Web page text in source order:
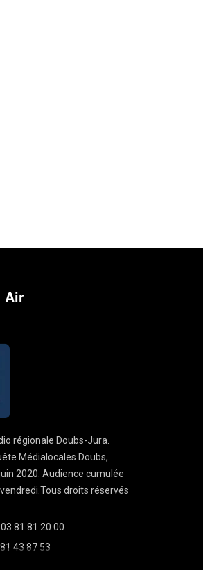
Air
régionale Doubs-Jura.
Médialocales Doubs,
2020. Audience cumulée
droits réservés
81 81 20 00
43 87 53